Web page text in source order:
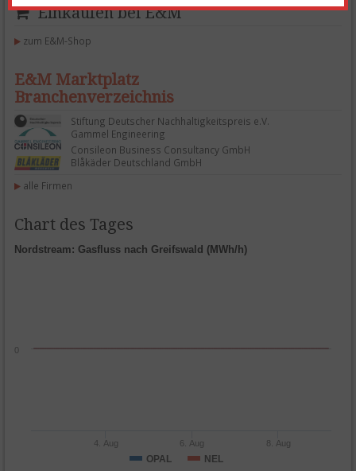
Einkaufen bei E&M
zum E&M-Shop
E&M Marktplatz
Branchenverzeichnis
Stiftung Deutscher Nachhaltigkeitspreis e.V.
Gammel Engineering
Consileon Business Consultancy GmbH
Blåkäder Deutschland GmbH
alle Firmen
Chart des Tages
OPAL NEL
4. Aug 6. Aug 8. Aug
0
Nordstream: Gasfluss nach Greifswald (MWh/h)